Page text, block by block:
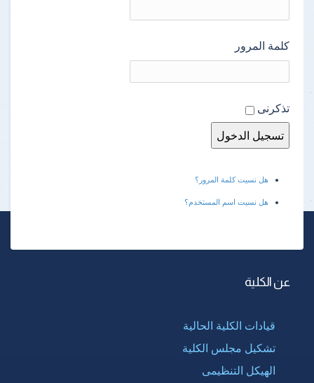
كلمة المرور
تذكرنى
هل نسيت كلمة المرور؟
هل نسيت اسم المستخدم؟
عن الكلية
قيادات الكلية الحالية
تشكيل مجلس الكلية
الهيكل التنظيمى